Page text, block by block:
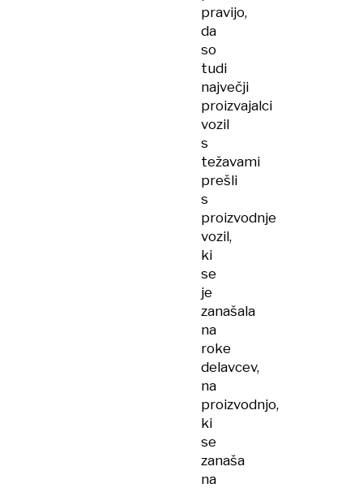
pravijo,
da
so
tudi
največji
proizvajalci
vozil
s
težavami
prešli
s
proizvodnje
vozil,
ki
se
je
zanašala
na
roke
delavcev,
na
proizvodnjo,
ki
se
zanaša
na